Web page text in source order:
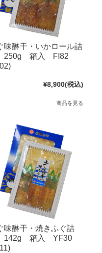
味醂干・いかロール詰
250g 箱入 FI82
¥8,900(税込)
商品を見る
味醂干・焼きふぐ詰
箱入 YF30